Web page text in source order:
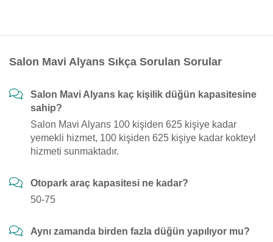
Salon Mavi Alyans Sıkça Sorulan Sorular
Salon Mavi Alyans kaç kişilik düğün kapasitesine
sahip?
Salon Mavi Alyans 100 kişiden 625 kişiye kadar
yemekli hizmet, 100 kişiden 625 kişiye kadar kokteyl
hizmeti sunmaktadır.
Otopark araç kapasitesi ne kadar?
50-75
Aynı zamanda birden fazla düğün yapılıyor mu?